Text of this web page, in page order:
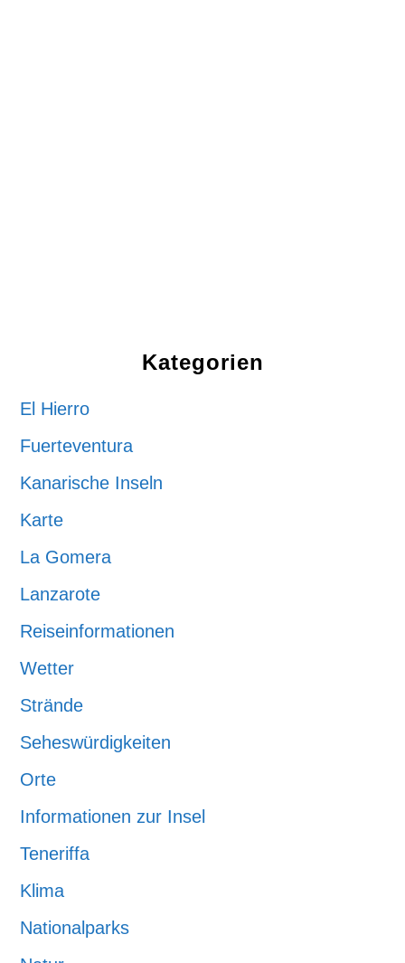
Kategorien
El Hierro
Fuerteventura
Kanarische Inseln
Karte
La Gomera
Lanzarote
Reiseinformationen
Wetter
Strände
Seheswürdigkeiten
Orte
Informationen zur Insel
Teneriffa
Klima
Nationalparks